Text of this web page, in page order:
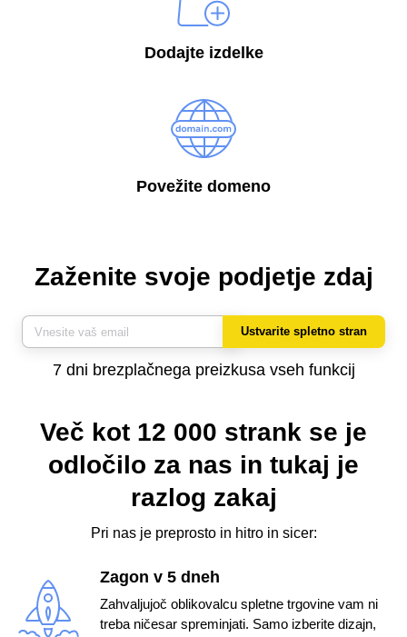
Dodajte izdelke
Povežite domeno
Zaženite svoje podjetje zdaj
Ustvarite spletno stran
7 dni brezplačnega preizkusa vseh funkcij
Več kot 12 000 strank se je
odločilo za nas in tukaj je
razlog zakaj
Pri nas je preprosto in hitro in sicer:
Zagon v 5 dneh
Zahvaljujoč oblikovalcu spletne trgovine vam ni
treba ničesar spreminjati. Samo izberite dizajn,